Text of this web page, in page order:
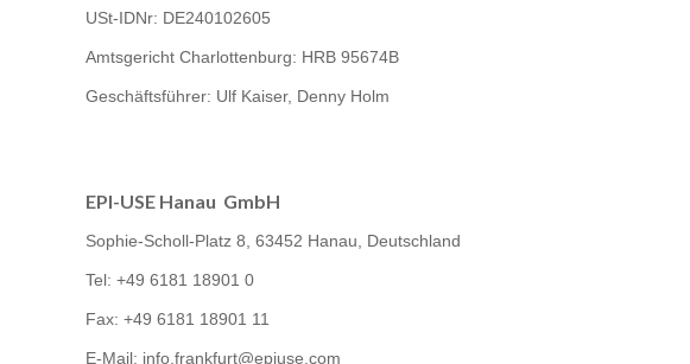
USt-IDNr: DE240102605
Amtsgericht Charlottenburg: HRB 95674B
Geschäftsführer: Ulf Kaiser, Denny Holm
EPI-USE Hanau GmbH
Sophie-Scholl-Platz 8, 63452 Hanau, Deutschland
Tel: +49 6181 18901 0
Fax: +49 6181 18901 11
E-Mail: info.frankfurt@epiuse.com